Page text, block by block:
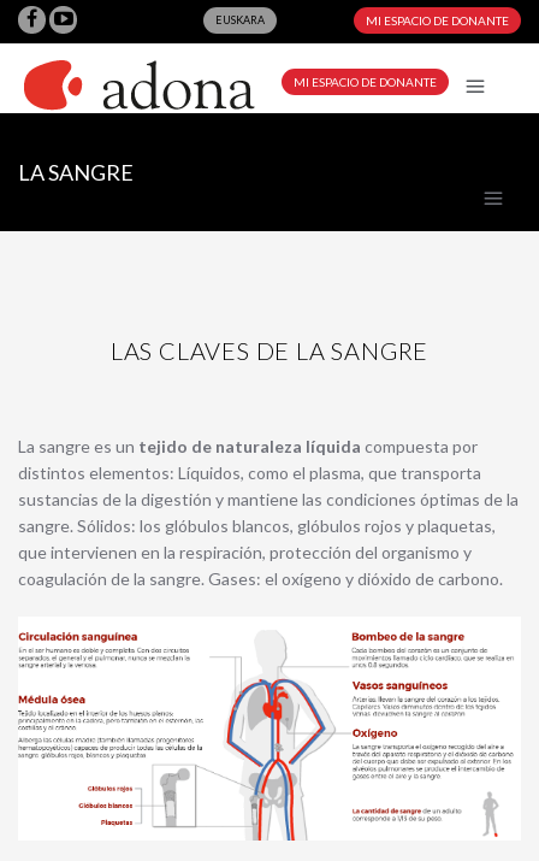
EUSKARA MI ESPACIO DE DONANTE
MI ESPACIO DE DONANTE
LA SANGRE
LAS CLAVES DE LA SANGRE
La sangre es un tejido de naturaleza líquida compuesta por
distintos elementos: Líquidos, como el plasma, que transporta
sustancias de la digestión y mantiene las condiciones óptimas de la
sangre. Sólidos: los glóbulos blancos, glóbulos rojos y plaquetas,
que intervienen en la respiración, protección del organismo y
coagulación de la sangre. Gases: el oxígeno y dióxido de carbono.